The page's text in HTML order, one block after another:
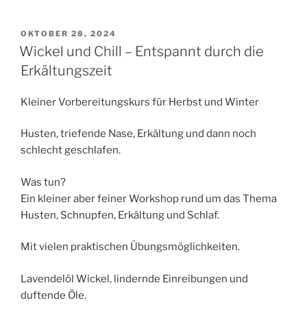
VERÖFFENTLICHT
AM
OKTOBER 28, 2024
Wickel und Chill – Entspannt durch die
Erkältungszeit
Kleiner Vorbereitungskurs für Herbst und Winter
Husten, triefende Nase, Erkältung und dann noch
schlecht geschlafen.
Was tun?
Ein kleiner aber feiner Workshop rund um das Thema
Husten, Schnupfen, Erkältung und Schlaf.
Mit vielen praktischen Übungsmöglichkeiten.
Lavendelöl Wickel, lindernde Einreibungen und
duftende Öle.